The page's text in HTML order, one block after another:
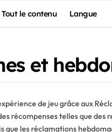
des ressources,
Timing des
Tout le contenu Langue
et
de jeu grâce aux
récompenses telles que des
les réclamations